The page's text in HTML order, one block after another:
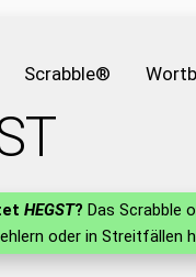
Scrabble®
HEGST? Das Scrabble
oder in Streitfällen